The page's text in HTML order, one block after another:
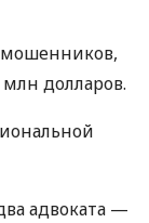
долларов.
адвоката —